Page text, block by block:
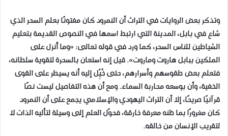
وتذكر بعض الروايات في التراث أن النمرود كان مفتونًا بعلم السحر الذي
شاع في بابل، المدينة التي ارتبط اسمها في النصوص القديمة بتعليم
الشياطين للناس السحر، كما ورد في قوله تعالى: «وما أُنزل على
الملكين ببابل هاروت وماروت». قيل إنه استعان بالسحرة لتقوية سلطانه،
فتعلم بعض طقوسهم وأسرارهم، حتى خُيِّل إليه أنه يسيطر على القوى
الخفية، وأن بوسعه محاربة السماء. ومع أن هذه التفاصيل ليست نصًا
قرآنيًا صريحًا، إلا أن التراث اليهودي والإسلامي يجمع على أن النمرود
كان مغرورًا بما ظنه معرفة خارقة، فحوّل العلم إلى وسيلة لتأليه الذات لا
لتقريب الإنسان من خالقه.